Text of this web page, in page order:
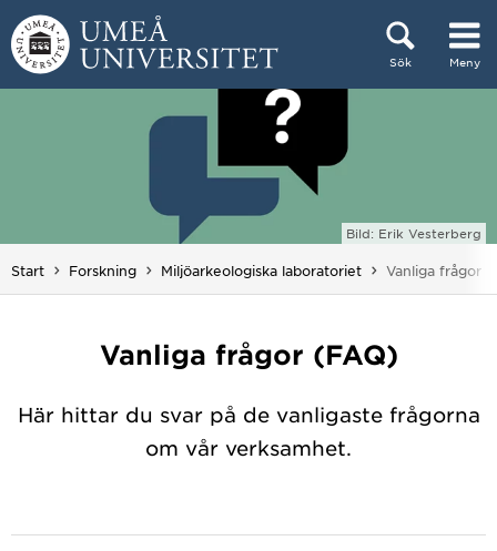
Hoppa direkt till innehållet
Sök Meny
Bild: Erik Vesterberg
Start Forskning Miljöarkeologiska laboratoriet Du är här:
Vanliga frågor
Vanliga frågor (FAQ)
Här hittar du svar på de vanligaste frågorna
om vår verksamhet.